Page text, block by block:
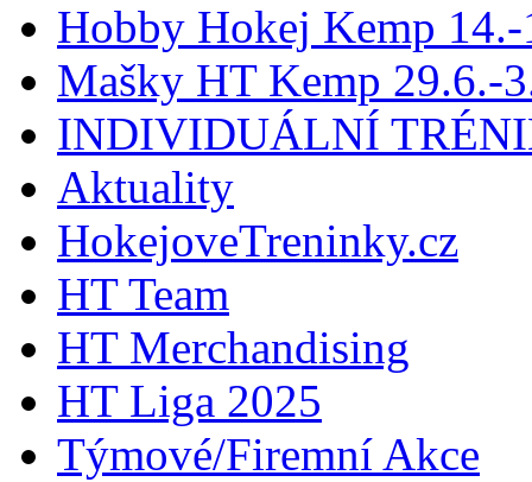
Hobby Hokej Kemp
Mašky HT Kemp 29.6.-
INDIVIDUÁLNÍ
Aktuality
HokejoveTreninky.cz
HT Team
HT Merchandising
HT Liga 2025
Týmové/Firemní Akce